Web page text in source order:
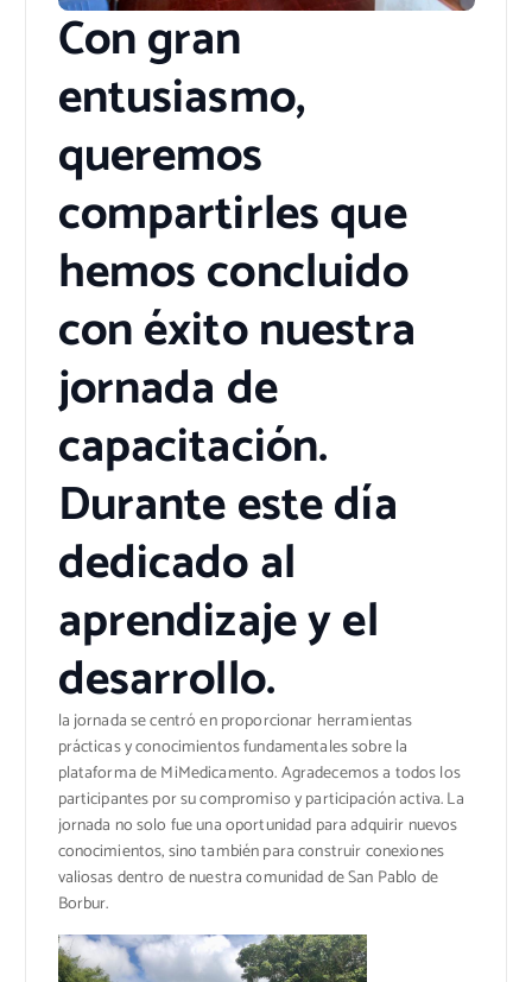
Con gran
entusiasmo,
queremos
compartirles que
hemos concluido
con éxito nuestra
jornada de
capacitación.
Durante este día
dedicado al
aprendizaje y el
desarrollo.
la jornada se centró en proporcionar herramientas
prácticas y conocimientos fundamentales sobre la
plataforma de MiMedicamento. Agradecemos a todos los
participantes por su compromiso y participación activa. La
jornada no solo fue una oportunidad para adquirir nuevos
conocimientos, sino también para construir conexiones
valiosas dentro de nuestra comunidad de San Pablo de
Borbur.